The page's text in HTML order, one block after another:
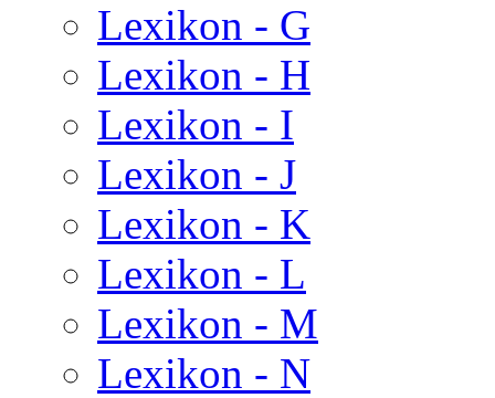
Lexikon - G
Lexikon - H
Lexikon - I
Lexikon - J
Lexikon - K
Lexikon - L
Lexikon - M
Lexikon - N